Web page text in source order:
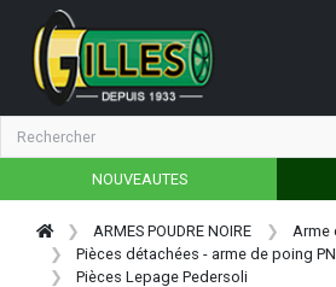
NOUVEAUTES
ARMES POUDRE NOIRE
Arme
Pièces détachées - arme de poing PN
Pièces Lepage Pedersoli